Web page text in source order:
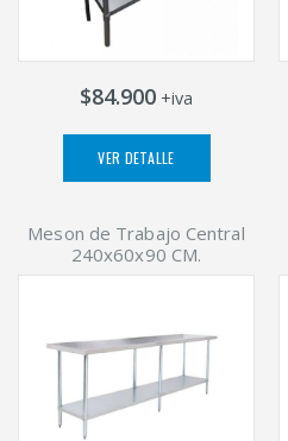
$84.900 +iva
VER DETALLE
Meson de Trabajo Central
240x60x90 CM.